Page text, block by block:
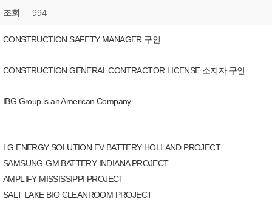
조회 994
CONSTRUCTION SAFETY MANAGER 구인
CONSTRUCTION GENERAL CONTRACTOR LICENSE 소지자 구인
IBG Group is an American Company.
LG ENERGY SOLUTION EV BATTERY HOLLAND PROJECT
SAMSUNG-GM BATTERY INDIANA PROJECT
AMPLIFY MISSISSIPPI PROJECT
SALT LAKE BIO CLEANROOM PROJECT